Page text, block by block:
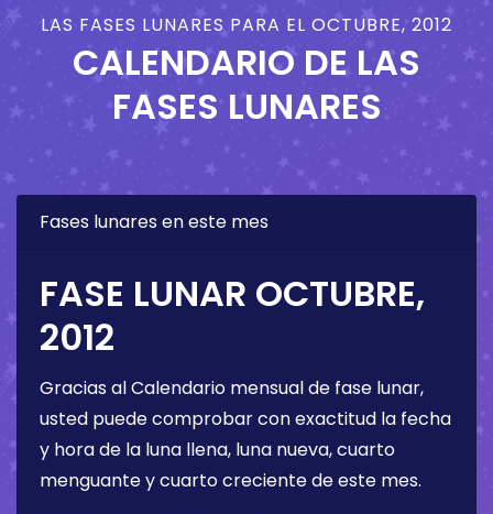
LAS FASES LUNARES PARA EL OCTUBRE, 2012
CALENDARIO DE LAS
FASES LUNARES
Fases lunares en este mes
FASE LUNAR OCTUBRE,
2012
Gracias al Calendario mensual de fase lunar,
usted puede comprobar con exactitud la fecha
y hora de la luna llena, luna nueva, cuarto
menguante y cuarto creciente de este mes.